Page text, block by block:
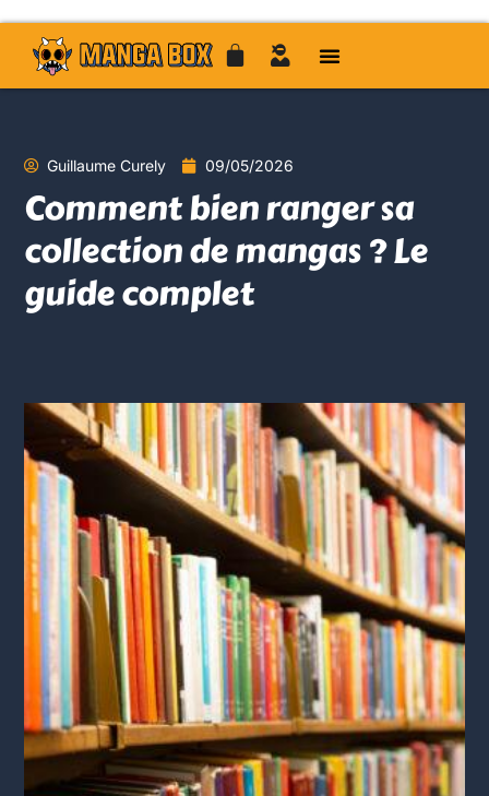
Guillaume Curely 09/05/2026
Comment bien ranger sa
collection de mangas ? Le
guide complet